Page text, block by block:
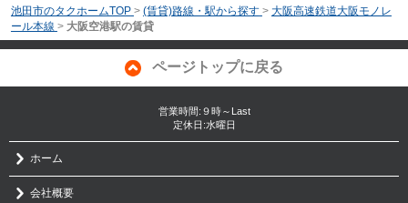
池田市のタクホームTOP > (賃貸)路線・駅から探す > 大阪高速鉄道大阪モノレ
ール本線 > 大阪空港駅の賃貸
ページトップに戻る
営業時間:９時～Last
定休日:水曜日
ホーム
会社概要